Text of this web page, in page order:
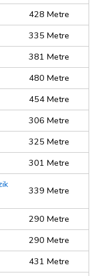
428 Metre
335 Metre
381 Metre
480 Metre
454 Metre
306 Metre
325 Metre
301 Metre
339 Metre
290 Metre
290 Metre
431 Metre